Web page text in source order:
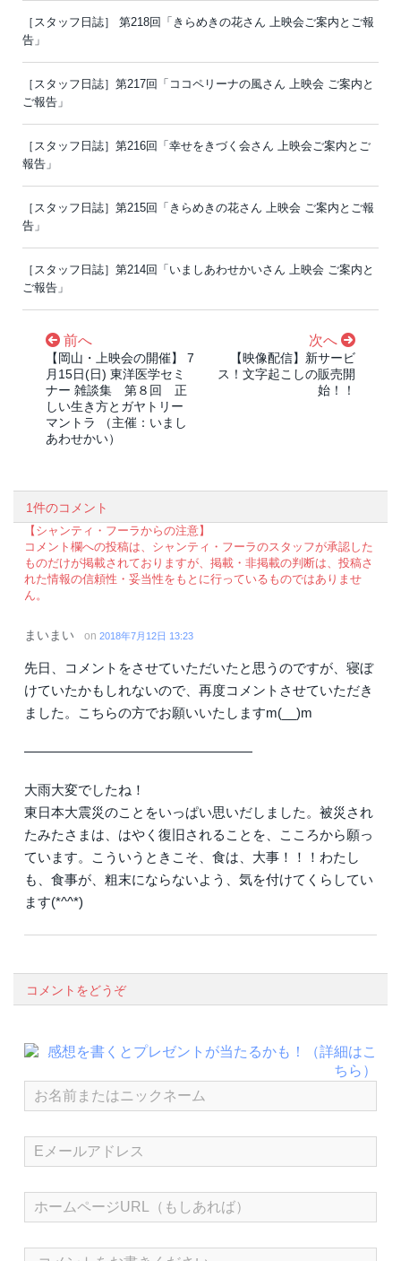
［スタッフ日誌］ 第218回「きらめきの花さん 上映会ご案内とご報
告」
［スタッフ日誌］第217回「ココペリーナの風さん 上映会 ご案内と
ご報告」
［スタッフ日誌］第216回「幸せをきづく会さん 上映会ご案内とご
報告」
［スタッフ日誌］第215回「きらめきの花さん 上映会 ご案内とご報
告」
［スタッフ日誌］第214回「いましあわせかいさん 上映会 ご案内と
ご報告」
前へ
【岡山・上映会の開催】 7
月15日(日) 東洋医学セミ
ナー 雑談集 第８回 正
しい生き方とガヤトリー
マントラ （主催：いまし
あわせかい）
次へ
【映像配信】新サービ
ス！文字起こしの販売開
始！！
1件のコメント
【シャンティ・フーラからの注意】
コメント欄への投稿は、シャンティ・フーラのスタッフが承認した
ものだけが掲載されておりますが、掲載・非掲載の判断は、投稿さ
れた情報の信頼性・妥当性をもとに行っているものではありませ
ん。
まいまい on 2018年7月12日 13:23
先日、コメントをさせていただいたと思うのですが、寝ぼ
けていたかもしれないので、再度コメントさせていただき
ました。こちらの方でお願いいたしますm(__)m
―――――――――――――――――
大雨大変でしたね！
東日本大震災のことをいっぱい思いだしました。被災され
たみたさまは、はやく復旧されることを、こころから願っ
ています。こういうときこそ、食は、大事！！！わたし
も、食事が、粗末にならないよう、気を付けてくらしてい
ます(*^^*)
コメントをどうぞ